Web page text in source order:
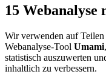
15 Webanalyse
Wir verwenden auf Teilen
Webanalyse-Tool Umami
statistisch auszuwerten
inhaltlich zu verbessern.